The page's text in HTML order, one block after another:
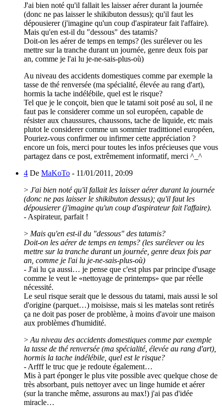
J'ai bien noté qu'il fallait les laisser aérer durant la journée
(donc ne pas laisser le shikibuton dessus); qu'il faut les
dépousierer (j'imagine qu'un coup d'aspirateur fait l'affaire).
Mais qu'en est-il du "dessous" des tatamis?
Doit-on les aérer de temps en temps? (les surélever ou les
mettre sur la tranche durant un journée, genre deux fois par
an, comme je l'ai lu je-ne-sais-plus-où)
Au niveau des accidents domestiques comme par exemple la
tasse de thé renversée (ma spécialité, élevée au rang d'art),
hormis la tache indélébile, quel est le risque?
Tel que je le conçoit, bien que le tatami soit posé au sol, il ne
faut pas le considerer comme un sol européen, capable de
résister aux chaussures, chaussons, tache de liquide, etc mais
plutot le considerer comme un sommier tradittionel européen,
Pouriez-vous confirmer ou infirmer cette appréciation ?
encore un fois, merci pour toutes les infos précieuses que vous
partagez dans ce post, extrêmement informatif, merci ^_^
4 De MaKoTo - 11/01/2011, 20:09
> J'ai bien noté qu'il fallait les laisser aérer durant la journée
(donc ne pas laisser le shikibuton dessus); qu'il faut les
dépousierer (j'imagine qu'un coup d'aspirateur fait l'affaire).
- Aspirateur, parfait !
> Mais qu'en est-il du "dessous" des tatamis?
Doit-on les aérer de temps en temps? (les surélever ou les
mettre sur la tranche durant un journée, genre deux fois par
an, comme je l'ai lu je-ne-sais-plus-où)
- J'ai lu ça aussi… je pense que c'est plus par principe d'usage
comme le veut le «nettoyage de printemps» que par réelle
nécessité.
Le seul risque serait que le dessous du tatami, mais aussi le sol
d'origine (parquet…) moisisse, mais si les matelas sont retirés
ça ne doit pas poser de problème, à moins d'avoir une maison
aux problèmes d'humidité.
> Au niveau des accidents domestiques comme par exemple
la tasse de thé renversée (ma spécialité, élevée au rang d'art),
hormis la tache indélébile, quel est le risque?
- Arfff le truc que je redoute également…
Mis à part éponger le plus vite possible avec quelque chose de
très absorbant, puis nettoyer avec un linge humide et aérer
(sur la tranche même, assurons au max!) j'ai pas d'idée
miracle…